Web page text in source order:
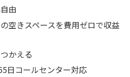
由
空きスペースを費用ゼロで収益
かえる
日コールセンター対応